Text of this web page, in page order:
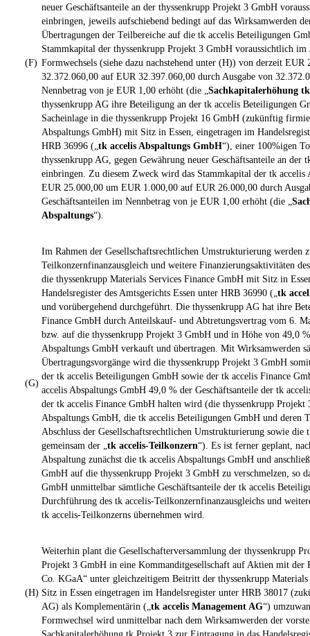
(F)
neuer Geschäftsanteile an der thyssenkrupp Projekt 3 GmbH
einbringen, jeweils aufschiebend bedingt auf das Wirksamwerden
Übertragungen der Teilbereiche auf die tk accelis Beteiligungen
Stammkapital der thyssenkrupp Projekt 3 GmbH voraussichtlich im
Formwechsels (siehe dazu nachstehend unter (H)) von derzeit EUR
32.372.060,00 auf EUR 32.397.060,00 durch Ausgabe von
Nennbetrag von je EUR 1,00 erhöht (die „ Sachkapitalerhöhung
thyssenkrupp AG ihre Beteiligung an der tk accelis Beteiligungen
Sacheinlage in die thyssenkrupp Projekt 16 GmbH (zukünftig
Abspaltungs GmbH) mit Sitz in Essen, eingetragen im
HRB 36996 („ tk accelis Abspaltungs GmbH“), einer 100%igen
thyssenkrupp AG, gegen Gewährung neuer Geschäftsanteile an der
einbringen. Zu diesem Zweck wird das Stammkapital der tk accelis
EUR 25.000,00 um EUR 1.000,00 auf EUR 26.000,00 durch
Geschäftsanteilen im Nennbetrag von je EUR 1,00 erhöht (die „
Abspaltungs“).
(G)
Im Rahmen der Gesellschaftsrechtlichen Umstrukturierung werden
Teilkonzernfinanzausgleich und weitere Finanzierungsaktivitäten
die thyssenkrupp Materials Services Finance GmbH mit Sitz in
Handelsregister des Amtsgerichts Essen unter HRB 36990 („ tk
und vorübergehend durchgeführt. Die thyssenkrupp AG hat ihre
Finance GmbH durch Anteilskauf- und Abtretungsvertrag vom 6.
bzw. auf die thyssenkrupp Projekt 3 GmbH und in Höhe von 49,0
Abspaltungs GmbH verkauft und übertragen. Mit Wirksamwerden
Übertragungsvorgänge wird die thyssenkrupp Projekt 3 GmbH
der tk accelis Beteiligungen GmbH sowie der tk accelis Finance
accelis Abspaltungs GmbH 49,0 % der Geschäftsanteile der tk
der tk accelis Finance GmbH halten wird (die thyssenkrupp Projekt
Abspaltungs GmbH, die tk accelis Beteiligungen GmbH und deren
Abschluss der Gesellschaftsrechtlichen Umstrukturierung sowie die
gemeinsam der „ tk accelis-Teilkonzern“). Es ist ferner geplant,
Abspaltung zunächst die tk accelis Abspaltungs GmbH und
GmbH auf die thyssenkrupp Projekt 3 GmbH zu verschmelzen, so
GmbH unmittelbar sämtliche Geschäftsanteile der tk accelis
Durchführung des tk accelis-Teilkonzernfinanzausgleichs und
tk accelis-Teilkonzerns übernehmen wird.
(H)
Weiterhin plant die Gesellschafterversammlung der thyssenkrupp
Projekt 3 GmbH in eine Kommanditgesellschaft auf Aktien mit der
Co. KGaA“ unter gleichzeitigem Beitritt der thyssenkrupp
Sitz in Essen eingetragen im Handelsregister unter HRB 38017
AG) als Komplementärin („ tk accelis Management AG“)
Formwechsel wird unmittelbar nach dem Wirksamwerden der